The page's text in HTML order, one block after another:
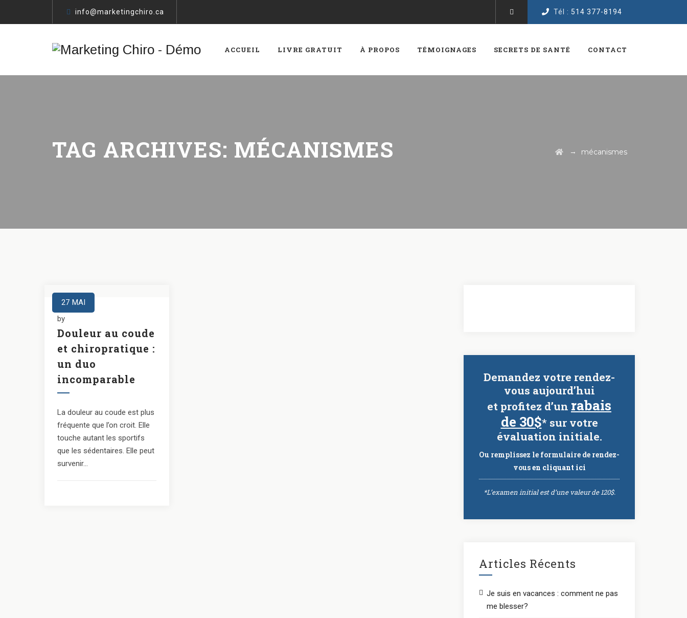
info@marketingchiro.ca Tél : 514 377-8194
ACCUEIL LIVRE GRATUIT À PROPOS TÉMOIGNAGES SECRETS DE SANTÉ CONTACT
TAG ARCHIVES: MÉCANISMES → mécanismes
27 MAI
by
Douleur au coude
et chiropratique :
un duo
incomparable
La douleur au coude est plus
fréquente que l’on croit. Elle
touche autant les sportifs
que les sédentaires. Elle peut
survenir...
Demandez votre rendez-
vous aujourd’hui
et profitez d’un rabais
de 30$* sur votre
évaluation initiale.
Ou remplissez le formulaire de rendez-
vousen cliquant ici
*L’examen initial est d’une valeur de 120$.
Articles Récents
Je suis en vacances : comment ne pas
me blesser?